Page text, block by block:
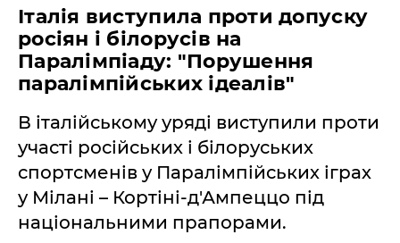
Італія виступила проти допуску
росіян і білорусів на
Паралімпіаду: "Порушення
паралімпійських ідеалів"
В італійському уряді виступили проти
участі російських і білоруських
спортсменів у Паралімпійських іграх
у Мілані – Кортіні-д'Ампеццо під
національними прапорами.